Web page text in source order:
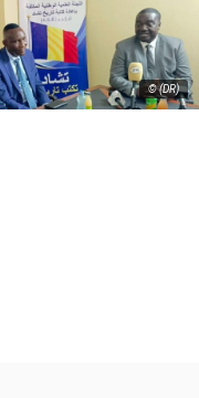
© (DR)